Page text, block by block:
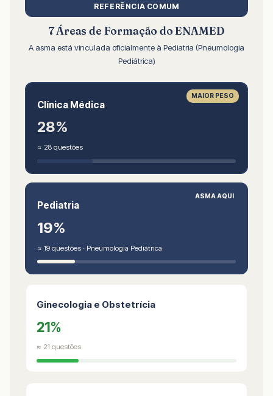
REFERÊNCIA COMUM
7 Áreas de Formação do ENAMED
A asma está vinculada oficialmente à Pediatria (Pneumologia
Pediátrica)
MAIOR PESO
Clínica Médica
28%
≈ 28 questões
ASMA AQUI
Pediatria
19%
≈ 19 questões · Pneumologia Pediátrica
Ginecologia e Obstetrícia
21%
≈ 21 questões